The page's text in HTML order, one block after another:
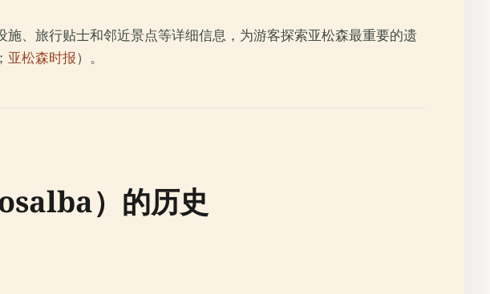
、旅行贴士和邻近景点等详细信息，为游客探索亚松森最重要的遗
； 亚松森时报）。
）的历史